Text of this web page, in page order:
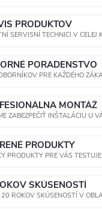
PRODUKTOV
SERVISNÍ TECHNICI V CELEJ
PORADENSTVO
PRE KAŽDÉHO
MONTÁŽ
ZABEZPEČIŤ INŠTALÁCIU U
PRODUKTY
PRODUKTY PRE VÁS
SKÚSENOSTÍ
20 ROKOV SKÚSENOSTÍ V